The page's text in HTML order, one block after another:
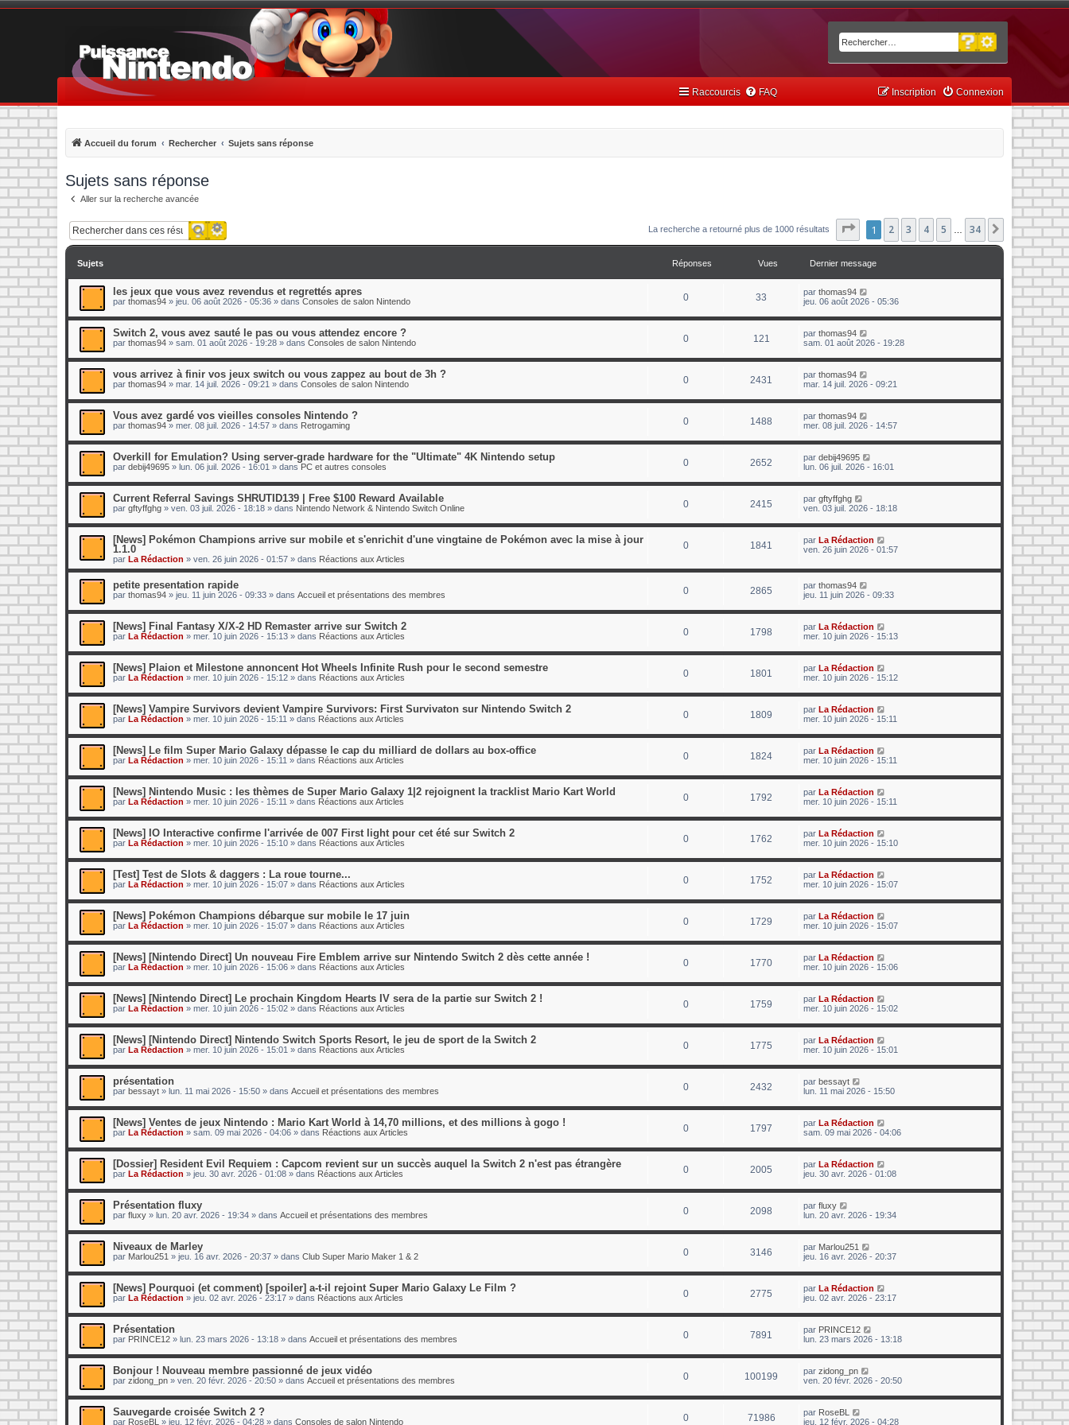
Rechercher
Recherche avancée
Raccourcis FAQ Connexion
Inscription
Accueil du forum Rechercher Sujets sans réponse
Sujets sans réponse
Aller sur la recherche avancée
Rechercher
Recherche avancée La recherche a retourné plus de 1000 résultats Page sur 34
1 2 3 4 5 34 Suivant
Sujets Réponses Vues Dernier message
les jeux que vous avez revendus et regrettés apres
par thomas94 » jeu. 06 août 2026 - 05:36 » dans Consoles de salon Nintendo 0 33 par thomas94
jeu. 06 août 2026 - 05:36
Switch 2, vous avez sauté le pas ou vous attendez encore ?
par thomas94 » sam. 01 août 2026 - 19:28 » dans Consoles de salon Nintendo 0 121 par thomas94
sam. 01 août 2026 - 19:28
vous arrivez à finir vos jeux switch ou vous zappez au bout de 3h ?
par thomas94 » mar. 14 juil. 2026 - 09:21 » dans Consoles de salon Nintendo 0 2431 par thomas94
mar. 14 juil. 2026 - 09:21
Vous avez gardé vos vieilles consoles Nintendo ?
par thomas94 » mer. 08 juil. 2026 - 14:57 » dans Retrogaming 0 1488 par thomas94
mer. 08 juil. 2026 - 14:57
Overkill for Emulation? Using server-grade hardware for the "Ultimate" 4K Nintendo setup
par debij49695 » lun. 06 juil. 2026 - 16:01 » dans PC et autres consoles 0 2652 par debij49695
lun. 06 juil. 2026 - 16:01
Current Referral Savings SHRUTID139 | Free $100 Reward Available
par gftyffghg » ven. 03 juil. 2026 - 18:18 » dans Nintendo Network & Nintendo Switch Online 0 2415 par gftyffghg
ven. 03 juil. 2026 - 18:18
[News] Pokémon Champions arrive sur mobile et s'enrichit d'une vingtaine de Pokémon avec la mise à jour
1.1.0
par La Rédaction » ven. 26 juin 2026 - 01:57 » dans Réactions aux Articles
0 1841 par La Rédaction
ven. 26 juin 2026 - 01:57
petite presentation rapide
par thomas94 » jeu. 11 juin 2026 - 09:33 » dans Accueil et présentations des membres 0 2865 par thomas94
jeu. 11 juin 2026 - 09:33
[News] Final Fantasy X/X-2 HD Remaster arrive sur Switch 2
par La Rédaction » mer. 10 juin 2026 - 15:13 » dans Réactions aux Articles 0 1798 par La Rédaction
mer. 10 juin 2026 - 15:13
[News] Plaion et Milestone annoncent Hot Wheels Infinite Rush pour le second semestre
par La Rédaction » mer. 10 juin 2026 - 15:12 » dans Réactions aux Articles 0 1801 par La Rédaction
mer. 10 juin 2026 - 15:12
[News] Vampire Survivors devient Vampire Survivors: First Survivaton sur Nintendo Switch 2
par La Rédaction » mer. 10 juin 2026 - 15:11 » dans Réactions aux Articles 0 1809 par La Rédaction
mer. 10 juin 2026 - 15:11
[News] Le film Super Mario Galaxy dépasse le cap du milliard de dollars au box-office
par La Rédaction » mer. 10 juin 2026 - 15:11 » dans Réactions aux Articles 0 1824 par La Rédaction
mer. 10 juin 2026 - 15:11
[News] Nintendo Music : les thèmes de Super Mario Galaxy 1|2 rejoignent la tracklist Mario Kart World
par La Rédaction » mer. 10 juin 2026 - 15:11 » dans Réactions aux Articles 0 1792 par La Rédaction
mer. 10 juin 2026 - 15:11
[News] IO Interactive confirme l'arrivée de 007 First light pour cet été sur Switch 2
par La Rédaction » mer. 10 juin 2026 - 15:10 » dans Réactions aux Articles 0 1762 par La Rédaction
mer. 10 juin 2026 - 15:10
[Test] Test de Slots & daggers : La roue tourne...
par La Rédaction » mer. 10 juin 2026 - 15:07 » dans Réactions aux Articles 0 1752 par La Rédaction
mer. 10 juin 2026 - 15:07
[News] Pokémon Champions débarque sur mobile le 17 juin
par La Rédaction » mer. 10 juin 2026 - 15:07 » dans Réactions aux Articles 0 1729 par La Rédaction
mer. 10 juin 2026 - 15:07
[News] [Nintendo Direct] Un nouveau Fire Emblem arrive sur Nintendo Switch 2 dès cette année !
par La Rédaction » mer. 10 juin 2026 - 15:06 » dans Réactions aux Articles 0 1770 par La Rédaction
mer. 10 juin 2026 - 15:06
[News] [Nintendo Direct] Le prochain Kingdom Hearts IV sera de la partie sur Switch 2 !
par La Rédaction » mer. 10 juin 2026 - 15:02 » dans Réactions aux Articles 0 1759 par La Rédaction
mer. 10 juin 2026 - 15:02
[News] [Nintendo Direct] Nintendo Switch Sports Resort, le jeu de sport de la Switch 2
par La Rédaction » mer. 10 juin 2026 - 15:01 » dans Réactions aux Articles 0 1775 par La Rédaction
mer. 10 juin 2026 - 15:01
présentation
par bessayt » lun. 11 mai 2026 - 15:50 » dans Accueil et présentations des membres 0 2432 par bessayt
lun. 11 mai 2026 - 15:50
[News] Ventes de jeux Nintendo : Mario Kart World à 14,70 millions, et des millions à gogo !
par La Rédaction » sam. 09 mai 2026 - 04:06 » dans Réactions aux Articles 0 1797 par La Rédaction
sam. 09 mai 2026 - 04:06
[Dossier] Resident Evil Requiem : Capcom revient sur un succès auquel la Switch 2 n'est pas étrangère
par La Rédaction » jeu. 30 avr. 2026 - 01:08 » dans Réactions aux Articles 0 2005 par La Rédaction
jeu. 30 avr. 2026 - 01:08
Présentation fluxy
par fluxy » lun. 20 avr. 2026 - 19:34 » dans Accueil et présentations des membres 0 2098 par fluxy
lun. 20 avr. 2026 - 19:34
Niveaux de Marley
par Marlou251 » jeu. 16 avr. 2026 - 20:37 » dans Club Super Mario Maker 1 & 2 0 3146 par Marlou251
jeu. 16 avr. 2026 - 20:37
[News] Pourquoi (et comment) [spoiler] a-t-il rejoint Super Mario Galaxy Le Film ?
par La Rédaction » jeu. 02 avr. 2026 - 23:17 » dans Réactions aux Articles 0 2775 par La Rédaction
jeu. 02 avr. 2026 - 23:17
Présentation
par PRINCE12 » lun. 23 mars 2026 - 13:18 » dans Accueil et présentations des membres 0 7891 par PRINCE12
lun. 23 mars 2026 - 13:18
Bonjour ! Nouveau membre passionné de jeux vidéo
par zidong_pn » ven. 20 févr. 2026 - 20:50 » dans Accueil et présentations des membres 0 100199 par zidong_pn
ven. 20 févr. 2026 - 20:50
Sauvegarde croisée Switch 2 ?
par RoseBL » jeu. 12 févr. 2026 - 04:28 » dans Consoles de salon Nintendo 0 71986 par RoseBL
jeu. 12 févr. 2026 - 04:28